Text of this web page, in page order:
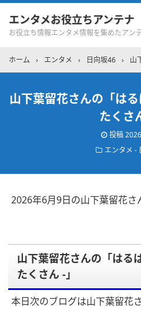
エンタメお役立ちアンテナ
お役立ち情報エンタメ情報を集めたアン
ホーム › エンタメ › 日向坂46 › 山
山下葉留花さんの「は
たくさ
投稿
エンタメ -
2026年6月9日の山下葉留花さ
山下葉留花さんの「はる
たくさん -」
本日次のブログは山下葉留花さ